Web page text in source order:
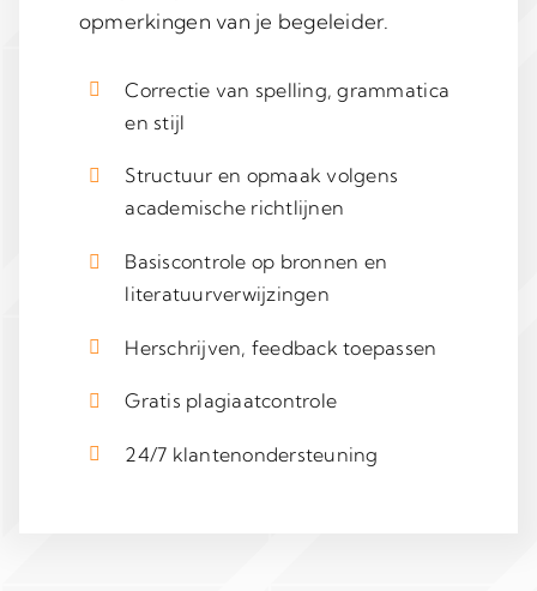
opmerkingen van je begeleider.
Correctie van spelling, grammatica
en stijl
Structuur en opmaak volgens
academische richtlijnen
Basiscontrole op bronnen en
literatuurverwijzingen
Herschrijven, feedback toepassen
Gratis plagiaatcontrole
24/7 klantenondersteuning